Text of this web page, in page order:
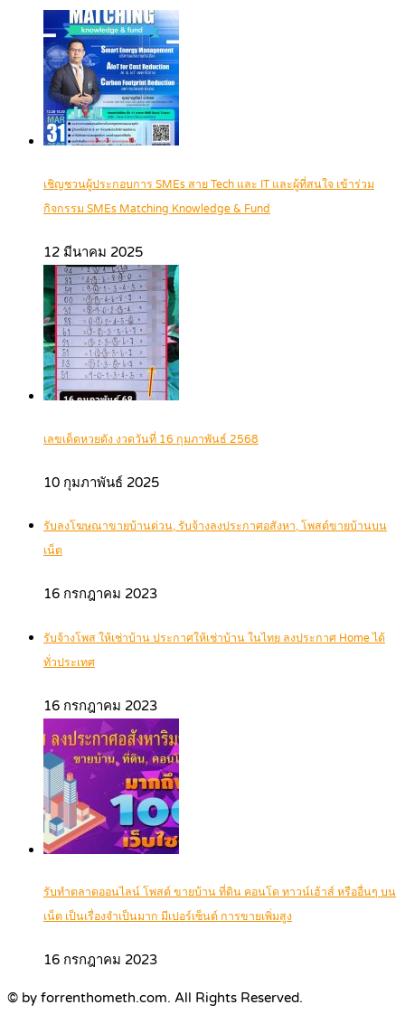
เชิญชวนผู้ประกอบการ SMEs สาย Tech และ IT และผู้ที่สนใจ เข้าร่วม
กิจกรรม SMEs Matching Knowledge & Fund
12 มีนาคม 2025
เลขเด็ดหวยดัง งวดวันที่ 16 กุมภาพันธ์ 2568
10 กุมภาพันธ์ 2025
รับลงโฆษณาขายบ้านด่วน, รับจ้างลงประกาศอสังหา, โพสต์ขายบ้านบน
เน็ต
16 กรกฎาคม 2023
รับจ้างโพส ให้เช่าบ้าน ประกาศให้เช่าบ้าน ในไทย ลงประกาศ Home ได้
ทั่วประเทศ
16 กรกฎาคม 2023
รับทำตลาดออนไลน์ โพสต์ ขายบ้าน ที่ดิน คอนโด ทาวน์เฮ้าส์ หรืออื่นๆ บน
เน็ต เป็นเรื่องจำเป็นมาก มีเปอร์เซ็นต์ การขายเพิ่มสูง
16 กรกฎาคม 2023
© by forrenthometh.com. All Rights Reserved.